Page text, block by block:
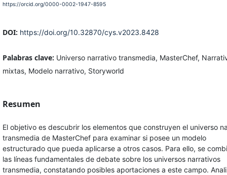
https://orcid.org/0000-0002-1947-8595
DOI: https://doi.org/10.32870/cys.v2023.8428
Palabras clave: Universo narrativo transmedia, MasterChef,
mixtas, Modelo narrativo, Storyworld
Resumen
El objetivo es descubrir los elementos que construyen el universo
transmedia de MasterChef para examinar si posee un modelo
estructurado que pueda aplicarse a otros casos. Para ello, se
las líneas fundamentales de debate sobre los universos narrativos
transmedia, constatando posibles aportaciones a este campo.